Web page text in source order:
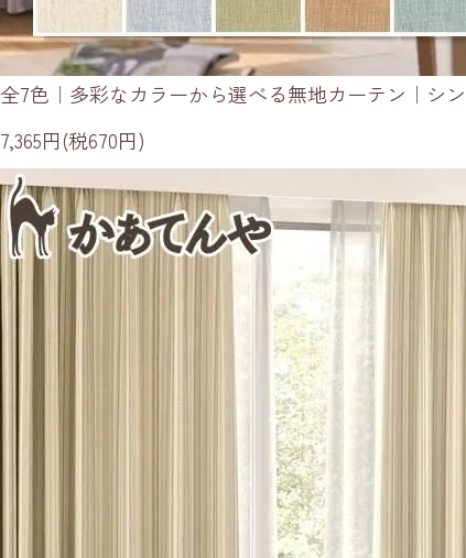
全7色｜多彩なカラーから選べる無地カーテン｜シ
7,365円(税670円)